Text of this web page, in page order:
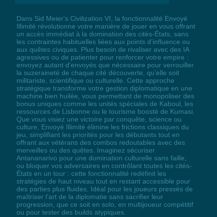
Dans Sid Meier's Civilization VI, la fonctionnalité Envoyé
Illimité révolutionne votre manière de jouer en vous offrant
un accès immédiat à la domination des cités-États, sans
les contraintes habituelles liées aux points d’influence ou
aux quêtes civiques. Plus besoin de rivaliser avec des IA
agressives ou de patienter pour renforcer votre empire :
envoyez autant d’envoyés que nécessaire pour verrouiller
la suzeraineté de chaque cité découverte, qu’elle soit
militariste, scientifique ou culturelle. Cette approche
stratégique transforme votre gestion diplomatique en une
machine bien huilée, vous permettant de monopoliser des
bonus uniques comme les unités spéciales de Kaboul, les
ressources de Lisbonne ou le tourisme boosté de Kumasi.
Que vous visiez une victoire par conquête, science ou
culture, Envoyé Illimité élimine les frictions classiques du
jeu, simplifiant les priorités pour les débutants tout en
offrant aux vétérans des combos redoutables avec des
merveilles ou des quêtes. Imaginez sécuriser
Antananarivo pour une domination culturelle sans faille,
ou bloquer vos adversaires en contrôlant toutes les cités-
États en un tour : cette fonctionnalité redéfinit les
stratégies de haut niveau tout en restant accessible pour
des parties plus fluides. Idéal pour les joueurs pressés de
maîtriser l’art de la diplomatie sans sacrifier leur
progression, que ce soit en solo, en multijoueur compétitif
ou pour tester des builds atypiques.